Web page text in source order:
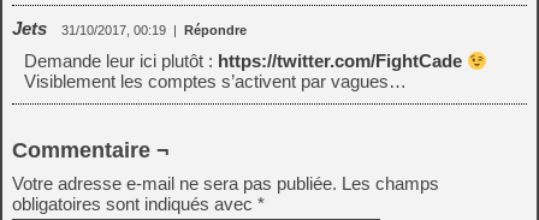
Jets 31/10/2017, 00:19 | Répondre
Demande leur ici plutôt : https://twitter.com/FightCade
Visiblement les comptes s’activent par vagues…
Commentaire ¬
Votre adresse e-mail ne sera pas publiée. Les champs
obligatoires sont indiqués avec *